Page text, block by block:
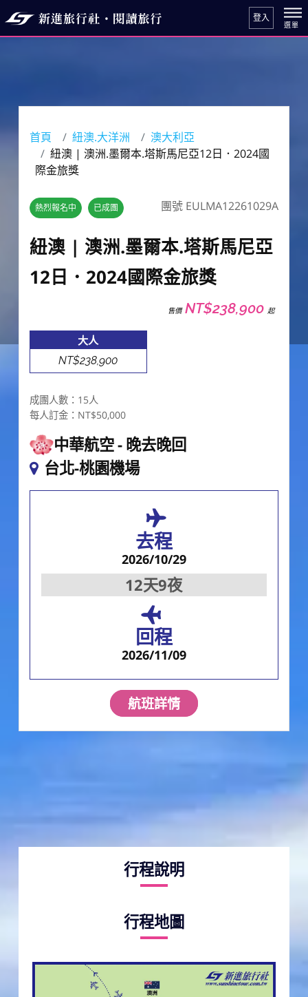
登入
首頁 紐澳.大洋洲
澳大利亞
紐澳 | 澳洲.墨爾本.塔斯馬尼亞12日．2024國
際金旅獎
熱烈報名中 已成團 團號 EULMA12261029A
紐澳 | 澳洲.墨爾本.塔斯馬尼亞
12日．2024國際金旅獎
售價NT$238,900 起
大人
NT$238,900
成團人數：15人
每人訂金：NT$50,000
中華航空 晚去晚回
台北-桃園機場
去程
2026/10/29
12天9夜
回程
2026/11/09
航班詳情
行程說明
行程地圖